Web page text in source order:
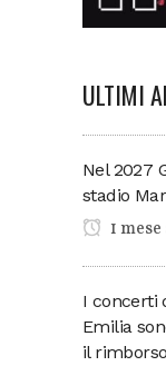
ULTIMI
Nel 2027
stadio
1
I concerti
Emilia
il